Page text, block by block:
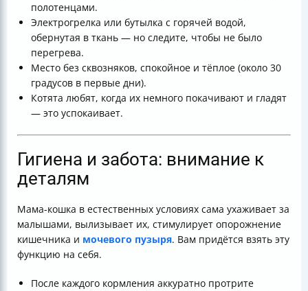
полотенцами.
Электрогрелка или бутылка с горячей водой,
обернутая в ткань — но следите, чтобы не было
перегрева.
Место без сквозняков, спокойное и тёплое (около 30
градусов в первые дни).
Котята любят, когда их немного покачивают и гладят
— это успокаивает.
Гигиена и забота: внимание к
деталям
Мама-кошка в естественных условиях сама ухаживает за
малышами, вылизывает их, стимулирует опорожнение
кишечника и мочевого пузыря. Вам придётся взять эту
функцию на себя.
После каждого кормления аккуратно протрите